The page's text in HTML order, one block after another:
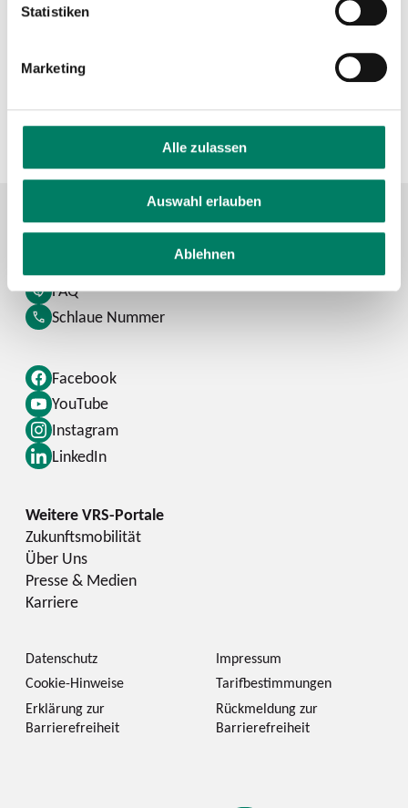
Statistiken
Marketing
Alle zulassen
Auswahl erlauben
Ablehnen
Facebook
YouTube
Instagram
LinkedIn
FAQ
Schlaue Nummer
Zukunftsmobilität
Über Uns
Presse & Medien
Karriere
Datenschutz
Impressum
Cookie-Hinweise
Tarifbestimmungen
Erklärung zur
Barrierefreiheit
Rückmeldung zur
Barrierefreiheit